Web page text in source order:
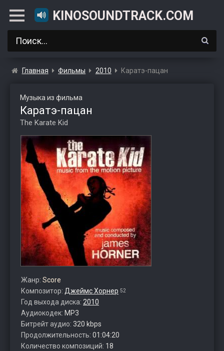
KINOSOUNDTRACK.COM
Главная Фильмы 2010 Каратэ-пацан
Музыка из фильма
Каратэ-пацан
The Karate Kid
Жанр: Score
Композитор: Джеймс Хорнер 52
Год выхода диска: 2010
Аудиокодек: MP3
Битрейт аудио: 320 kbps
Продолжительность: 01:04:20
Количество композиций: 18